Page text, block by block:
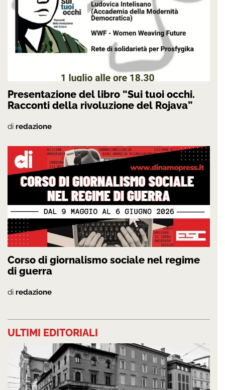
Presentazione del libro “Sui tuoi occhi.
Racconti della rivoluzione del Rojava”
di redazione
Corso di giornalismo sociale nel regime
di guerra
di redazione
ULTIMI EDITORIALI